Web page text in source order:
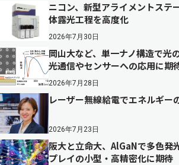
ニコン、新型アライメントス
体露光工程を高度化
2026年7月30日
岡山大など、単一ナノ構造で
光通信やセンサーへの応用に期
2026年7月28日
レーザー無線給電でエネルギー
2026年7月23日
阪大と立命大、AlGaNで多色
プレイの小型・高精密化に期待